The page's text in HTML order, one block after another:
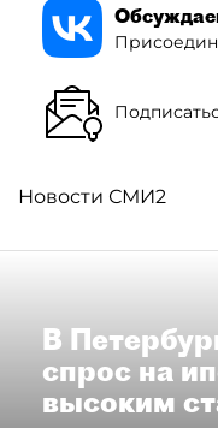
Новости СМИ2
В
спрос на
высоким